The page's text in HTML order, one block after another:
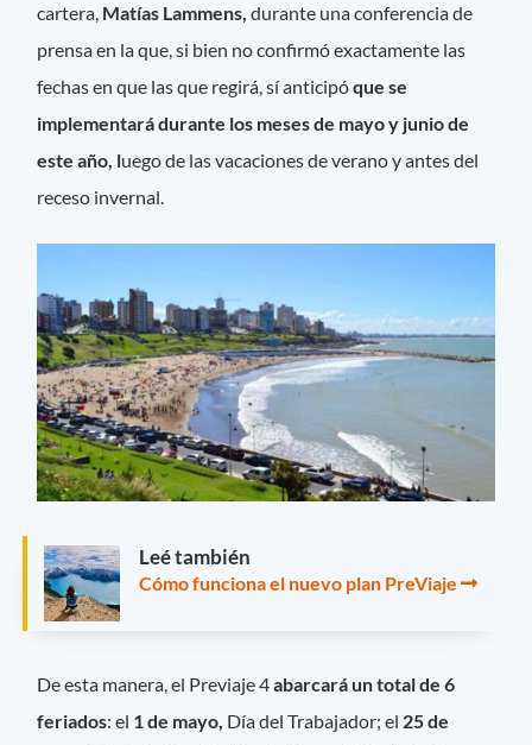
cartera, Matías Lammens,durante una conferencia de
prensa en la que, si bien no confirmó exactamente las
fechas en que las que regirá, sí anticipóque se
implementará durante los meses de mayo y junio de
este año, luego de las vacaciones de verano y antes del
receso invernal.
Leé también
Cómo funciona el nuevo plan PreViaje
De esta manera, el Previaje 4abarcará un total de 6
feriados: el 1 de mayo, Día del Trabajador; el 25 de